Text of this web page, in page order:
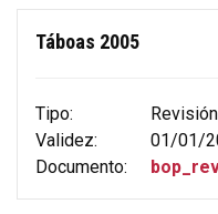
Táboas 2005
Tipo:
Revisión
Validez:
01/01/
Documento: